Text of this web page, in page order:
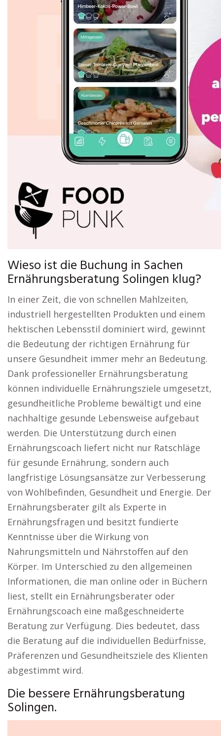
Wieso ist die Buchung in Sachen
Ernährungsberatung Solingen klug?
In einer Zeit, die von schnellen Mahlzeiten,
industriell hergestellten Produkten und einem
hektischen Lebensstil dominiert wird, gewinnt
die Bedeutung der richtigen Ernährung für
unsere Gesundheit immer mehr an Bedeutung.
Dank professioneller Ernährungsberatung
können individuelle Ernährungsziele umgesetzt,
gesundheitliche Probleme bewältigt und eine
nachhaltige gesunde Lebensweise aufgebaut
werden. Die Unterstützung durch einen
Ernährungscoach liefert nicht nur Ratschläge
für gesunde Ernährung, sondern auch
langfristige Lösungsansätze zur Verbesserung
von Wohlbefinden, Gesundheit und Energie. Der
Ernährungsberater gilt als Experte in
Ernährungsfragen und besitzt fundierte
Kenntnisse über die Wirkung von
Nahrungsmitteln und Nährstoffen auf den
Körper. Im Unterschied zu den allgemeinen
Informationen, die man online oder in Büchern
liest, stellt ein Ernährungsberater oder
Ernährungscoach eine maßgeschneiderte
Beratung zur Verfügung. Dies bedeutet, dass
die Beratung auf die individuellen Bedürfnisse,
Präferenzen und Gesundheitsziele des Klienten
abgestimmt wird.
Die bessere Ernährungsberatung
Solingen.